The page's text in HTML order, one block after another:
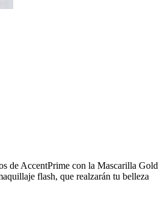
de AccentPrime con la Mascarilla Gold
flash, que realzarán tu belleza